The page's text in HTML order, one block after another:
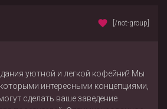
[/not-group]
уютной и легкой кофейни? Мы
интересными концепциями,
сделать ваше заведение